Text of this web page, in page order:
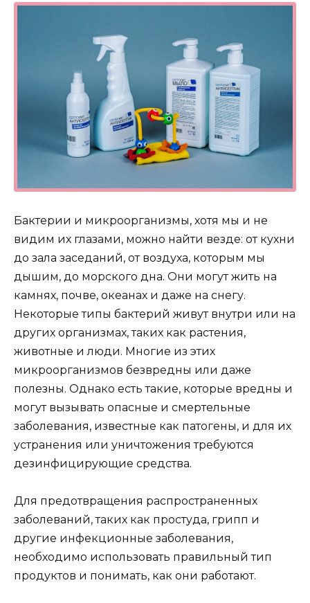
Бактерии и микроорганизмы, хотя мы и не
видим их глазами, можно найти везде: от кухни
до зала заседаний, от воздуха, которым мы
дышим, до морского дна. Они могут жить на
камнях, почве, океанах и даже на снегу.
Некоторые типы бактерий живут внутри или на
других организмах, таких как растения,
животные и люди. Многие из этих
микроорганизмов безвредны или даже
полезны. Однако есть такие, которые вредны и
могут вызывать опасные и смертельные
заболевания, известные как патогены, и для их
устранения или уничтожения требуются
дезинфицирующие средства.
Для предотвращения распространенных
заболеваний, таких как простуда, грипп и
другие инфекционные заболевания,
необходимо использовать правильный тип
продуктов и понимать, как они работают.